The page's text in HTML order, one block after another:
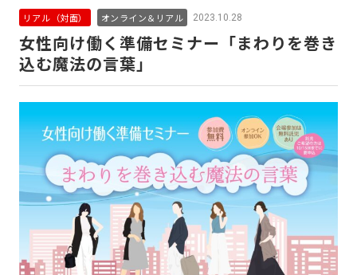
企業のみなさまへ
キャリアコンサルタント紹介
イベント情報
強み
会社概要
リアル（対面） オンライン＆リアル 2023.10.28
女性向け働く準備セミナー「まわりを巻き
込む魔法の言葉」